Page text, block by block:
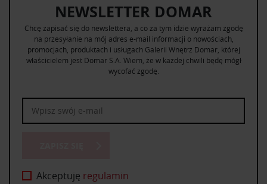
NEWSLETTER DOMAR
Chcę zapisać się do newslettera, a co za tym idzie wyrażam zgodę
na przesyłanie na mój adres e-mail informacji o nowościach,
promocjach, produktach i usługach Galerii Wnętrz Domar, której
właścicielem jest Domar S.A. Wiem, że w każdej chwili będę mógł
wycofać zgodę.
Akceptuję regulamin